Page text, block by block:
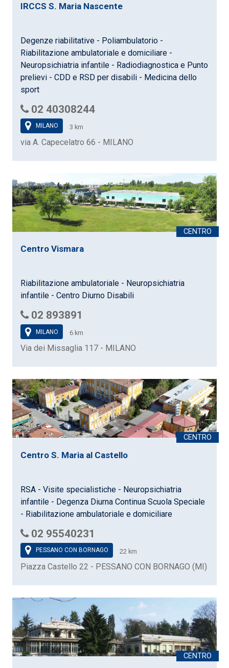
IRCCS S. Maria Nascente
Degenze riabilitative - Poliambulatorio -
Riabilitazione ambulatoriale e domiciliare -
Neuropsichiatria infantile - Radiodiagnostica e Punto
prelievi - CDD e RSD per disabili - Medicina dello
sport
02 40308244
MILANO 3 km
via A. Capecelatro 66 - MILANO
Centro Vismara
Riabilitazione ambulatoriale - Neuropsichiatria
infantile - Centro Diurno Disabili
02 893891
MILANO 6 km
Via dei Missaglia 117 - MILANO
Centro S. Maria al Castello
RSA - Visite specialistiche - Neuropsichiatria
infantile - Degenza Diurna Continua Scuola Speciale
- Riabilitazione ambulatoriale e domiciliare
02 95540231
PESSANO CON BORNAGO 22 km
Piazza Castello 22 - PESSANO CON BORNAGO (MI)